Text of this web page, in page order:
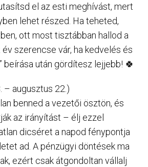
el az esti meghívást, mert
lehet részed. Ha teheted,
ott most tisztábban hallod a
szerencse vár, ha kedvelés és
beírása után gördítesz lejjebb! 🍀
– augusztus 22.)
benned a vezetői ösztön, és
az irányítást – élj ezzel
dicséret a napod fénypontja
ad. A pénzügyi döntések ma
ezért csak átgondoltan vállalj